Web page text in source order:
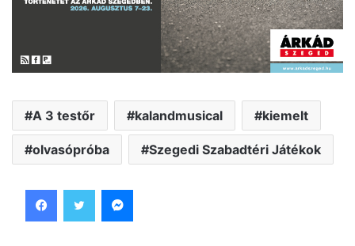
A 3 testőr kalandmusical kiemelt
olvasópróba Szegedi Szabadtéri Játékok